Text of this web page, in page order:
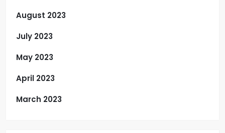
August 2023
July 2023
May 2023
April 2023
March 2023